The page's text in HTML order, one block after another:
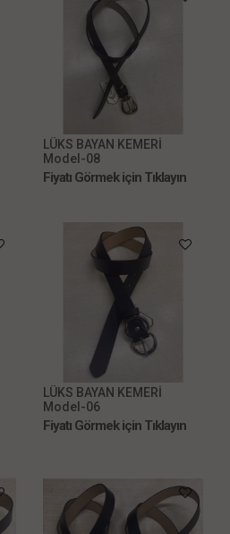
LÜKS BAYAN KEMERİ
Model-08
Fiyatı Görmek için Tıklayın
LÜKS BAYAN KEMERİ
Model-06
Fiyatı Görmek için Tıklayın